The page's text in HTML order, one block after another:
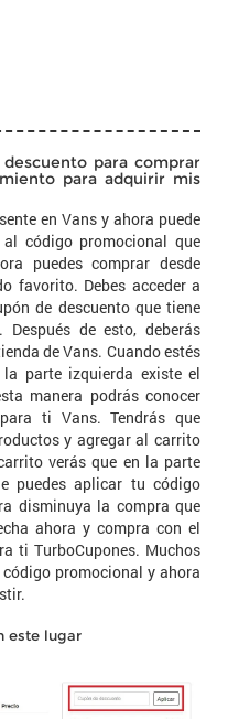
para comprar
para adquirir mis
en Vans y ahora puede
código promocional que
puedes comprar desde
favorito. Debes acceder a
de descuento que tiene
Después de esto, deberás
de Vans. Cuando estés
parte izquierda existe el
manera podrás conocer
ti Vans. Tendrás que
y agregar al carrito
verás que en la parte
puedes aplicar tu código
disminuya la compra que
ahora y compra con el
ti TurboCupones. Muchos
promocional y ahora
este lugar